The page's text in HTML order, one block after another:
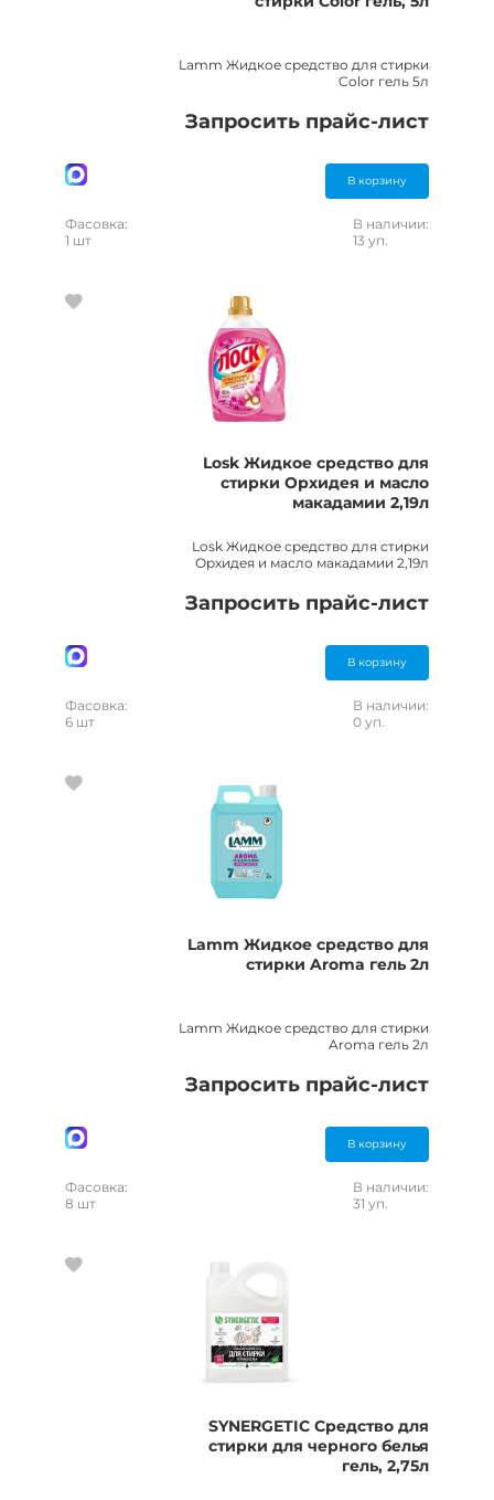
Lamm Жидкое средство для стирки
Color гель 5л
Запросить прайс-лист
В корзину
Фасовка:
1 шт
В наличии:
13 уп.
Losk Жидкое средство для
стирки Орхидея и масло
макадамии 2,19л
Losk Жидкое средство для стирки
Орхидея и масло макадамии 2,19л
Запросить прайс-лист
В корзину
Фасовка:
6 шт
В наличии:
0 уп.
Lamm Жидкое средство для
стирки Aroma гель 2л
Lamm Жидкое средство для стирки
Aroma гель 2л
Запросить прайс-лист
В корзину
Фасовка:
8 шт
В наличии:
31 уп.
SYNERGETIC Средство для
стирки для черного белья
гель, 2,75л